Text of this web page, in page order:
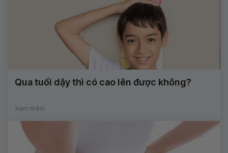
Qua tuổi dậy thì có cao lên được không?
Xem thêm